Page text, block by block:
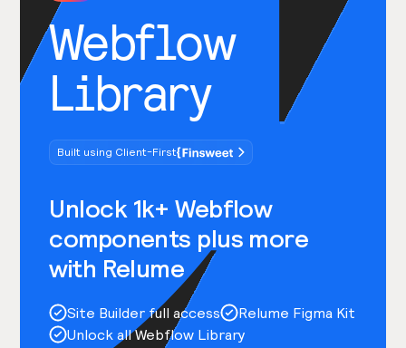
Webflow
Library
Built using Client-First
Unlock 1k+ Webflow
components plus more
with Relume
Site Builder full access
Relume Figma Kit
Unlock all Webflow Library